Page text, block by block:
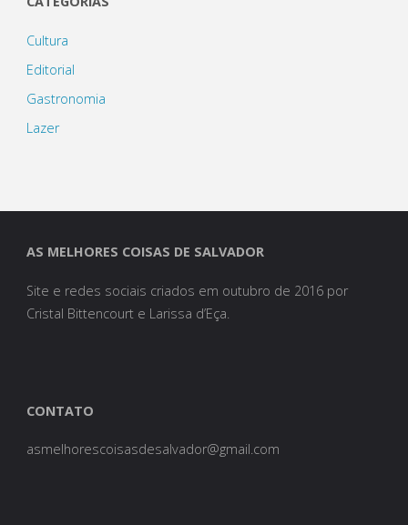
Cultura
Editorial
Gastronomia
Lazer
AS MELHORES COISAS DE SALVADOR
Site e redes sociais criados em outubro de 2016 por
Cristal Bittencourt e Larissa d’Eça.
CONTATO
asmelhorescoisasdesalvador@gmail.com